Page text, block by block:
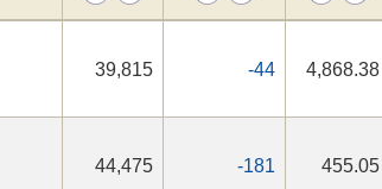
39,815 -44 4,868.38
44,475 -181 455.05